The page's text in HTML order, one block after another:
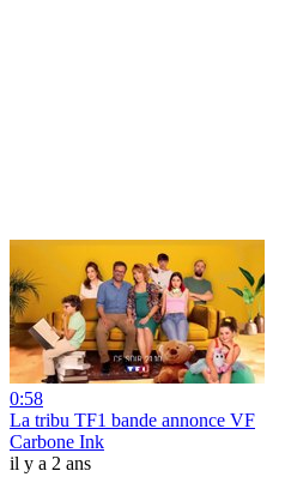
0:58
La tribu TF1 bande annonce VF
Carbone Ink
il y a 2 ans